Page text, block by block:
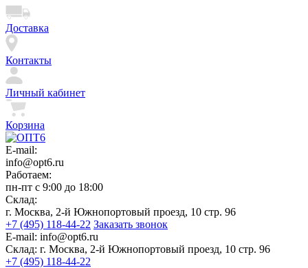
Доставка
Контакты
Личный кабинет
Корзина
E-mail:
info@opt6.ru
Работаем:
пн-пт с 9:00 до 18:00
Склад:
г. Москва, 2-й Южнопортовый проезд, 10 стр. 96
+7 (495) 118-44-22 Заказать звонок
E-mail: info@opt6.ru
Склад: г. Москва, 2-й Южнопортовый проезд, 10 стр. 96
+7 (495) 118-44-22